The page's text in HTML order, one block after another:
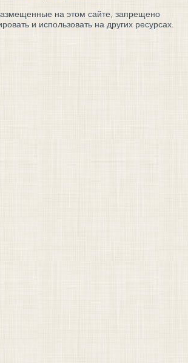
на этом сайте, запрещено
и использовать на других ресурсах.